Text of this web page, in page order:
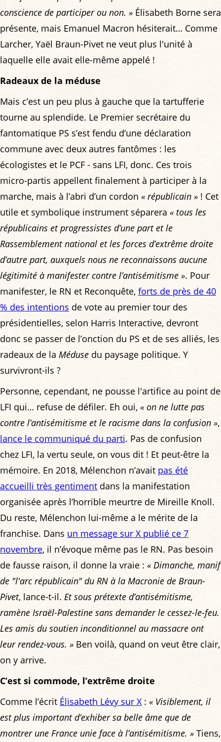
conscience de participer ou non. » Élisabeth Borne sera
présente, mais Emanuel Macron hésiterait… Comme
Larcher, Yaël Braun-Pivet ne veut plus l'unité à
laquelle elle avait elle-même appelé !
Radeaux de la méduse
Mais c’est un peu plus à gauche que la tartufferie
tourne au splendide. Le Premier secrétaire du
fantomatique PS s’est fendu d’une déclaration
commune avec deux autres fantômes : les
écologistes et le PCF - sans LFI, donc. Ces trois
micro-partis appellent finalement à participer à la
marche, mais à l’abri d’un cordon « républicain » ! Cet
utile et symbolique instrument séparera « tous les
républicains et progressistes d’une part et le
Rassemblement national et les forces d’extrême droite
d’autre part, auxquels nous ne reconnaissons aucune
légitimité à manifester contre l’antisémitisme ». Pour
manifester, le RN et Reconquête, forts de près de 40
% des intentions de vote au premier tour des
présidentielles, selon Harris Interactive, devront
donc se passer de l’onction du PS et de ses alliés, les
radeaux de la Méduse du paysage politique. Y
survivront-ils ?
Personne, cependant, ne pousse l'artifice au point de
LFI qui… refuse de défiler. Eh oui, « on ne lutte pas
contre l’antisémitisme et le racisme dans la confusion »,
lance le communiqué du parti. Pas de confusion
chez LFI, la vertu seule, on vous dit ! Et peut-être la
mémoire. En 2018, Mélenchon n’avait pas été
accueilli très gentiment dans la manifestation
organisée après l’horrible meurtre de Mireille Knoll.
Du reste, Mélenchon lui-même a le mérite de la
franchise. Dans un message sur X publié ce 7
novembre, il n’évoque même pas le RN. Pas besoin
de fausse raison, il donne la vraie : « Dimanche, manif
de "l'arc républicain" du RN à la Macronie de Braun-
Pivet, lance-t-il. Et sous prétexte d’antisémitisme,
ramène Israël-Palestine sans demander le cessez-le-feu.
Les amis du soutien inconditionnel au massacre ont
leur rendez-vous. » Ben voilà, quand on veut être clair,
on y arrive.
C’est si commode, l’extrême droite
Comme l’écrit Élisabeth Lévy sur X : « Visiblement, il
est plus important d’exhiber sa belle âme que de
montrer une France unie face à l’antisémitisme. » Tiens,